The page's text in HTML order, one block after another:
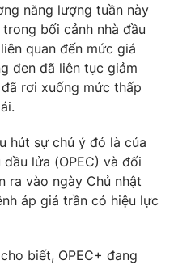
năng lượng tuần này
bối cảnh nhà đầu
quan đến mức giá
đen đã liên tục giảm
rơi xuống mức thấp
hút sự chú ý đó là của
lửa (OPEC) và đối
ra vào ngày Chủ nhật
áp giá trần có hiệu lực
biết, OPEC+ đang